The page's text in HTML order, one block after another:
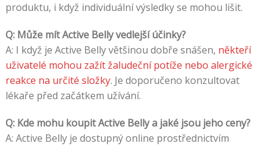
produktu, i když individuální výsledky se mohou lišit.
Q: Může mít Active Belly vedlejší účinky?
A: I když je Active Belly většinou dobře snášen, někteří
uživatelé mohou zažít žaludeční potíže nebo alergické
reakce na určité složky. Je doporučeno konzultovat
lékaře před začátkem užívání.
Q: Kde mohu koupit Active Belly a jaké jsou jeho ceny?
A: Active Belly je dostupný online prostřednictvím